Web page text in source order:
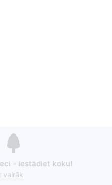
- iestādiet koku!
vairāk